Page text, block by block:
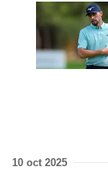
10 oct 2025